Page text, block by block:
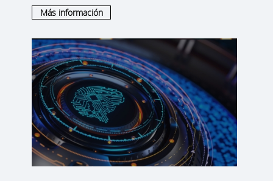
Más información